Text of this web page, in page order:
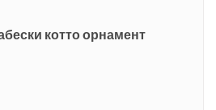
котто орнамент